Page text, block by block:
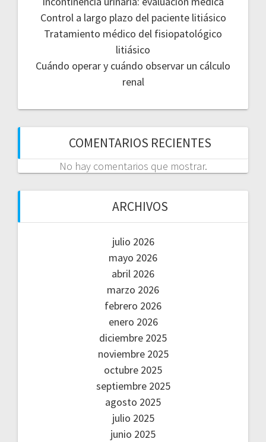
Control a largo plazo del paciente litiásico
Tratamiento médico del fisiopatológico
litiásico
Cuándo operar y cuándo observar un cálculo
renal
COMENTARIOS RECIENTES
No hay comentarios que mostrar.
ARCHIVOS
julio 2026
mayo 2026
abril 2026
marzo 2026
febrero 2026
enero 2026
diciembre 2025
noviembre 2025
octubre 2025
septiembre 2025
agosto 2025
julio 2025
junio 2025